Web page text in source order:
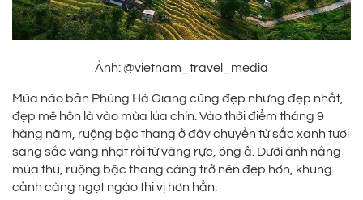
Ảnh: @vietnam_travel_media
Mùa nào bản Phùng Hà Giang cũng đẹp nhưng đẹp nhất,
đẹp mê hồn là vào mùa lúa chín. Vào thời điểm tháng 9
hàng năm, ruộng bậc thang ở đây chuyển từ sắc xanh tươi
sang sắc vàng nhạt rồi từ vàng rực, óng ả. Dưới ánh nắng
mùa thu, ruộng bậc thang càng trở nên đẹp hơn, khung
cảnh càng ngọt ngào thi vị hơn hẳn.